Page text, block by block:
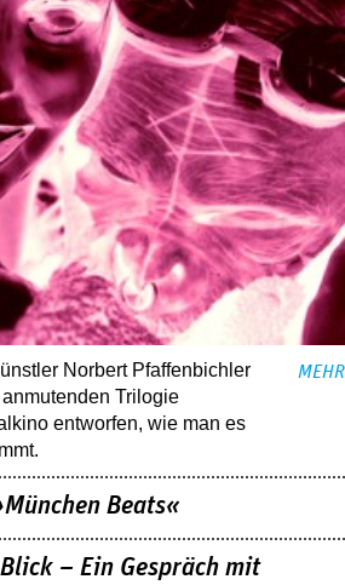
Norbert Pfaffenbichler
Trilogie
entworfen, wie man es
MEHR
Beats«
– Ein Gespräch mit